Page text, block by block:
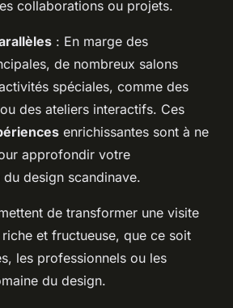
collaborations ou projets.
: En marge des
de nombreux salons
spéciales, comme des
des ateliers interactifs. Ces
enrichissantes sont à ne
approfondir votre
design scandinave.
de transformer une visite
et fructueuse, que ce soit
les professionnels ou les
du design.